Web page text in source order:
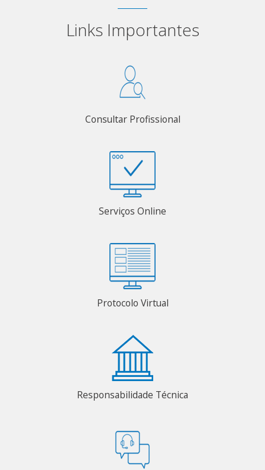
Links Importantes
Consultar Profissional
Serviços Online
Protocolo Virtual
Responsabilidade Técnica